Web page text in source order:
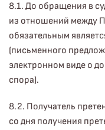
8.1. До обращения в
из отношений между
обязательным
(письменного
электронном виде о
спора).
8.2. Получатель
со дня получения